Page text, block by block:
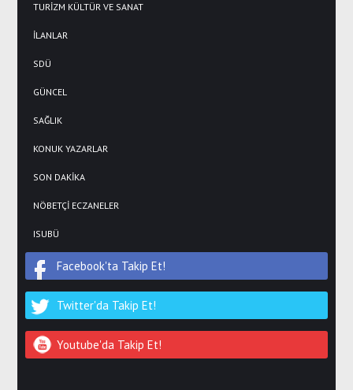
TURİZM KÜLTÜR VE SANAT
İLANLAR
SDÜ
GÜNCEL
SAĞLIK
KONUK YAZARLAR
SON DAKİKA
NÖBETÇİ ECZANELER
ISUBÜ
Facebook'ta Takip Et!
Twitter'da Takip Et!
Youtube'da Takip Et!